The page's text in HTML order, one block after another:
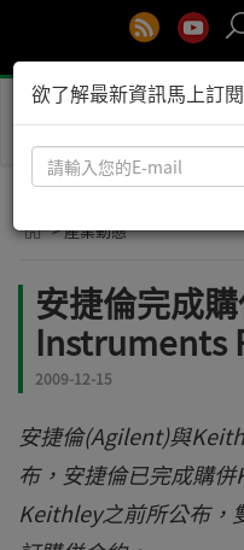
> 產業動態
安捷倫完成
Instruments
2009-12-15
安捷倫(Agilent)與
布，安捷倫已完成購
Keithley之前所公布，
欲了解最新資訊馬上訂
請
輸
您
E-
mail